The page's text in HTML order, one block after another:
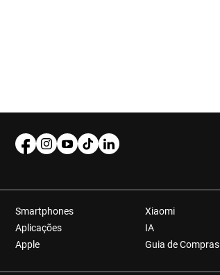
Smartphones
Aplicações
Apple
Xiaomi
IA
Guia de Compras